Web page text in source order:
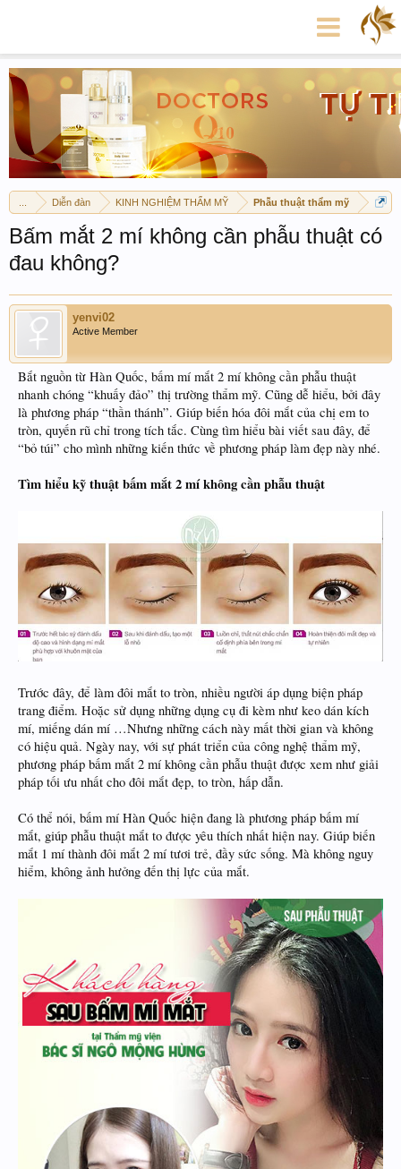
Diễn đàn KINH NGHIỆM THẨM MỸ Phẫu thuật thẩm mỹ
Bấm mắt 2 mí không cần phẫu thuật có
đau không?
yenvi02
Active Member
Bắt nguồn từ Hàn Quốc, bấm mí mắt 2 mí không cần phẫu thuật
nhanh chóng “khuấy đảo” thị trường thẩm mỹ. Cũng dễ hiểu, bởi đây
là phương pháp “thần thánh”. Giúp biến hóa đôi mắt của chị em to
tròn, quyến rũ chỉ trong tích tắc. Cùng tìm hiểu bài viết sau đây, để
“bỏ túi” cho mình những kiến thức về phương pháp làm đẹp này nhé.
Tìm hiểu kỹ thuật bấm mắt 2 mí không cần phẫu thuật
Trước đây, để làm đôi mắt to tròn, nhiều người áp dụng biện pháp
trang điểm. Hoặc sử dụng những dụng cụ đi kèm như keo dán kích
mí, miếng dán mí …Nhưng những cách này mất thời gian và không
có hiệu quả. Ngày nay, với sự phát triển của công nghệ thẩm mỹ,
phương pháp bấm mắt 2 mí không cần phẫu thuật được xem như giải
pháp tối ưu nhất cho đôi mắt đẹp, to tròn, hấp dẫn.
Có thể nói, bấm mí Hàn Quốc hiện đang là phương pháp bấm mí
mắt, giúp phẫu thuật mắt to được yêu thích nhất hiện nay. Giúp biến
mắt 1 mí thành đôi mắt 2 mí tươi trẻ, đầy sức sống. Mà không nguy
hiểm, không ảnh hưởng đến thị lực của mắt.